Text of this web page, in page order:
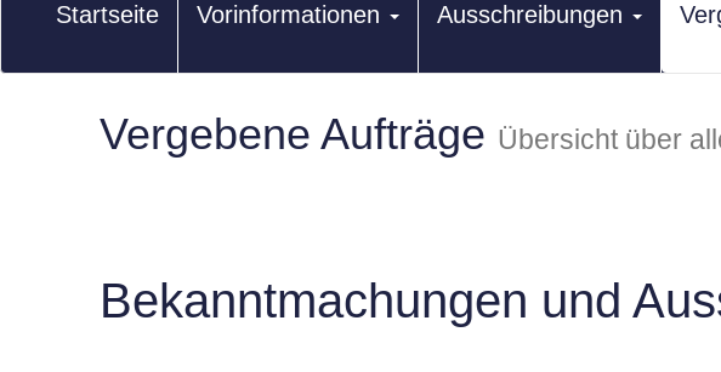
Startseite Vorinformationen Ausschreibungen
Vergebene Aufträge Übersicht über
Bekanntmachungen und